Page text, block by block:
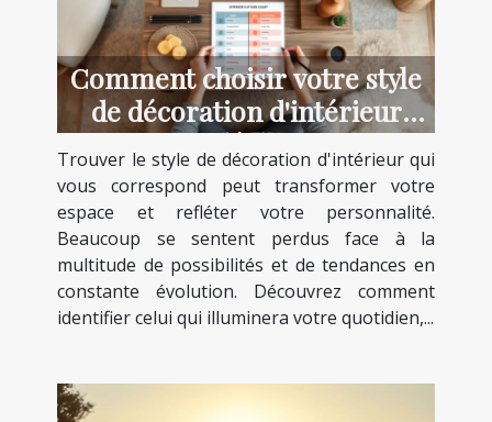
Comment choisir votre style
de décoration d'intérieur
idéal ?
Trouver le style de décoration d'intérieur qui
vous correspond peut transformer votre
espace et refléter votre personnalité.
Beaucoup se sentent perdus face à la
multitude de possibilités et de tendances en
constante évolution. Découvrez comment
identifier celui qui illuminera votre quotidien,...